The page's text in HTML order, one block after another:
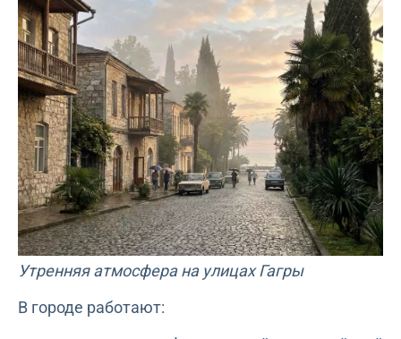
Утренняя атмосфера на улицах Гагры
В городе работают: